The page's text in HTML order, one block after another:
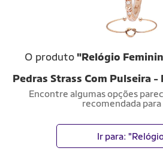
O produto "Relógio
Pedras Strass Com Pulseira -
Encontre algumas opções
recomendada para
Ir para: